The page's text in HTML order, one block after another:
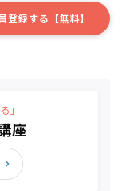
登録する【無料】
」
座